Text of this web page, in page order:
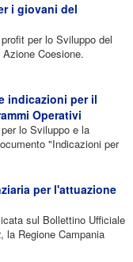
i giovani del
per lo Sviluppo del
Coesione.
indicazioni per il
Operativi
lo Sviluppo e la
"Indicazioni per
per l'attuazione
sul Bollettino Ufficiale
la Regione Campania